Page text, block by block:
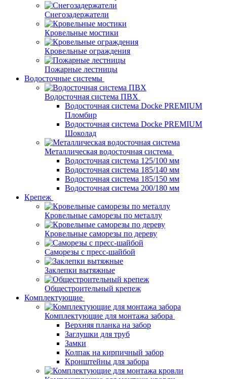
Снегозадержатели
Кровельные мостики
Кровельные ограждения
Пожарные лестницы
Водосточные системы
Водосточная система ПВХ
Водосточная система Docke PREMIUM
Пломбир
Водосточная система Docke PREMIUM
Шоколад
Металлическая водосточная система
Водосточная система 125/100 мм
Водосточная система 185/140 мм
Водосточная система 185/150 мм
Водосточная система 200/180 мм
Крепеж
Кровельные саморезы по металлу
Кровельные саморезы по дереву
Саморезы с пресс-шайбой
Заклепки вытяжные
Общестроительный крепеж
Комплектующие
Комплектующие для монтажа забора
Верхняя планка на забор
Заглушки для труб
Замки
Колпак на кирпичный забор
Кронштейны для забора